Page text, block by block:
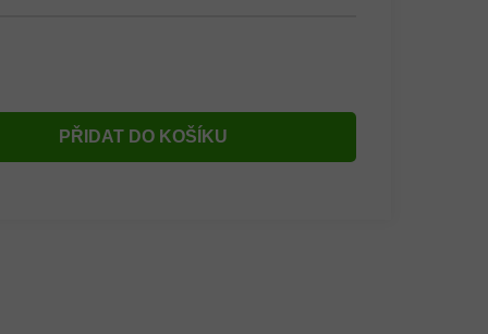
PŘIDAT DO KOŠÍKU